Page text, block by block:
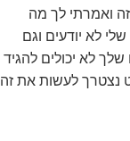
ואמרתי לך מה
לא יודעים וגם
לא יכולים להגיד
פשוט נצטרך לעשות את זה